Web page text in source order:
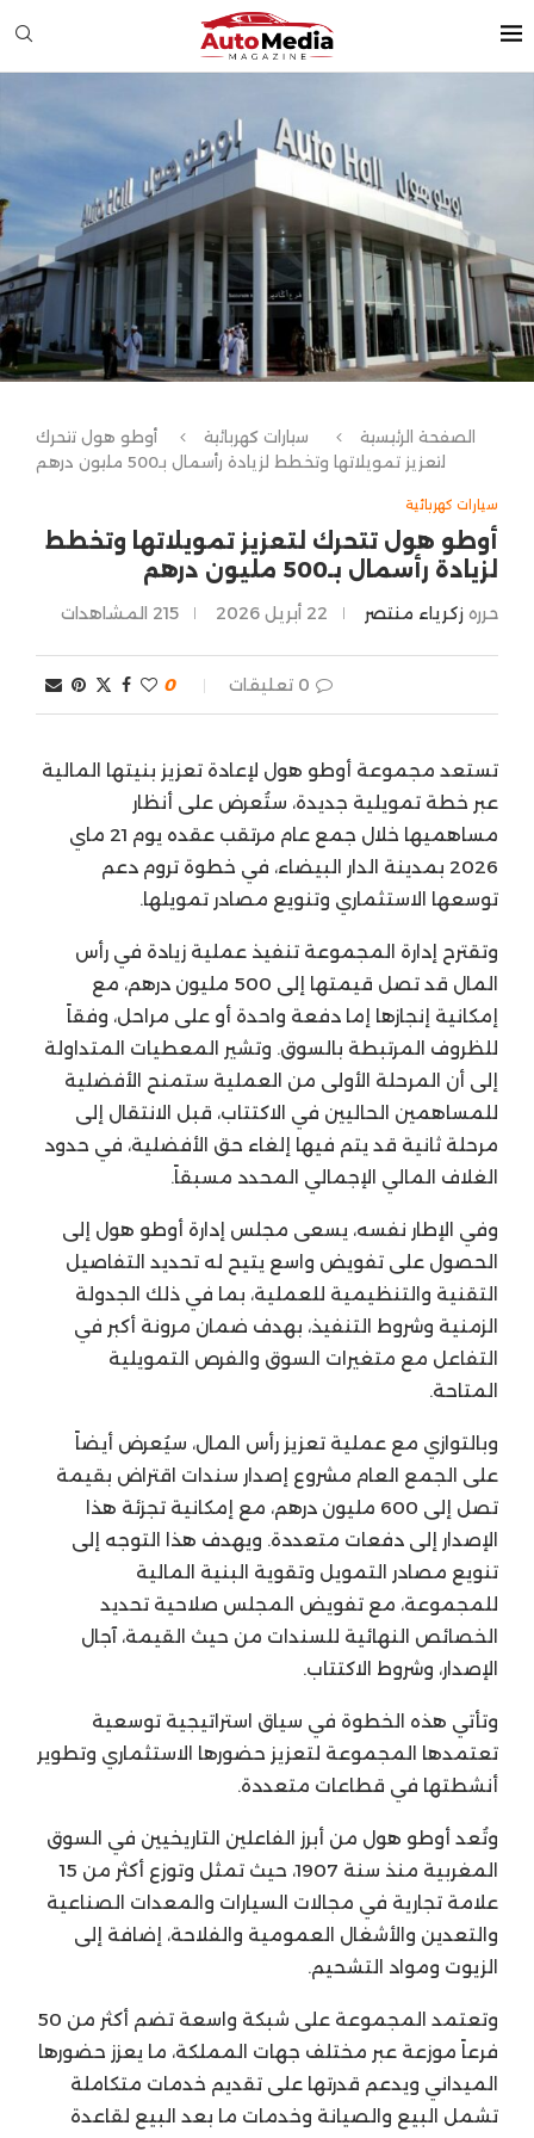
الصفحة الرئيسية سيارات كهربائية
أوطو هول تتحرك
لتعزيز تمويلاتها وتخطط لزيادة رأسمال بـ500 مليون درهم
سيارات كهربائية
أوطو هول تتحرك لتعزيز تمويلاتها وتخطط
لزيادة رأسمال بـ500 مليون درهم
حرره زكرياء منتصر 22 أبريل 2026 215 المشاهدات
0 تعليقات 0
تستعد مجموعة أوطو هول لإعادة تعزيز بنيتها المالية
عبر خطة تمويلية جديدة، ستُعرض على أنظار
مساهميها خلال جمع عام مرتقب عقده يوم 21 ماي
2026 بمدينة الدار البيضاء، في خطوة تروم دعم
توسعها الاستثماري وتنويع مصادر تمويلها.
وتقترح إدارة المجموعة تنفيذ عملية زيادة في رأس
المال قد تصل قيمتها إلى 500 مليون درهم، مع
إمكانية إنجازها إما دفعة واحدة أو على مراحل، وفقاً
للظروف المرتبطة بالسوق. وتشير المعطيات المتداولة
إلى أن المرحلة الأولى من العملية ستمنح الأفضلية
للمساهمين الحاليين في الاكتتاب، قبل الانتقال إلى
مرحلة ثانية قد يتم فيها إلغاء حق الأفضلية، في حدود
الغلاف المالي الإجمالي المحدد مسبقاً.
وفي الإطار نفسه، يسعى مجلس إدارة أوطو هول إلى
الحصول على تفويض واسع يتيح له تحديد التفاصيل
التقنية والتنظيمية للعملية، بما في ذلك الجدولة
الزمنية وشروط التنفيذ، بهدف ضمان مرونة أكبر في
التفاعل مع متغيرات السوق والفرص التمويلية
المتاحة.
وبالتوازي مع عملية تعزيز رأس المال، سيُعرض أيضاً
على الجمع العام مشروع إصدار سندات اقتراض بقيمة
تصل إلى 600 مليون درهم، مع إمكانية تجزئة هذا
الإصدار إلى دفعات متعددة. ويهدف هذا التوجه إلى
تنويع مصادر التمويل وتقوية البنية المالية
للمجموعة، مع تفويض المجلس صلاحية تحديد
الخصائص النهائية للسندات من حيث القيمة، آجال
الإصدار، وشروط الاكتتاب.
وتأتي هذه الخطوة في سياق استراتيجية توسعية
تعتمدها المجموعة لتعزيز حضورها الاستثماري وتطوير
أنشطتها في قطاعات متعددة.
وتُعد أوطو هول من أبرز الفاعلين التاريخيين في السوق
المغربية منذ سنة 1907، حيث تمثل وتوزع أكثر من 15
علامة تجارية في مجالات السيارات والمعدات الصناعية
والتعدين والأشغال العمومية والفلاحة، إضافة إلى
الزيوت ومواد التشحيم.
وتعتمد المجموعة على شبكة واسعة تضم أكثر من 50
فرعاً موزعة عبر مختلف جهات المملكة، ما يعزز حضورها
الميداني ويدعم قدرتها على تقديم خدمات متكاملة
تشمل البيع والصيانة وخدمات ما بعد البيع لقاعدة